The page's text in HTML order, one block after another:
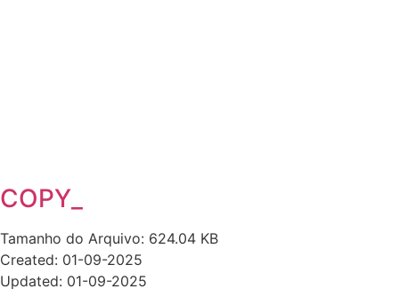
COPY_
Tamanho do Arquivo: 624.04 KB
Created: 01-09-2025
Updated: 01-09-2025